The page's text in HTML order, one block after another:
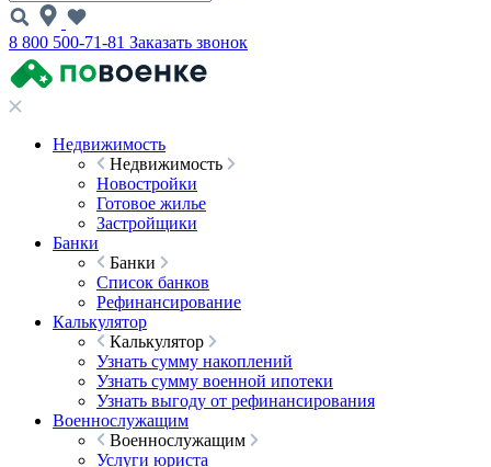
8 800 500-71-81 Заказать звонок
Недвижимость
Недвижимость
Новостройки
Готовое жилье
Застройщики
Банки
Банки
Список банков
Рефинансирование
Калькулятор
Калькулятор
Узнать сумму накоплений
Узнать сумму военной ипотеки
Узнать выгоду от рефинансирования
Военнослужащим
Военнослужащим
Услуги юриста